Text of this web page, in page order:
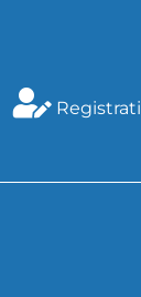
Registrati